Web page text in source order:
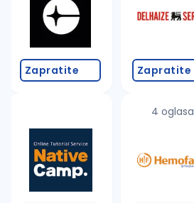
Zapratite Zapratite
4 oglasa